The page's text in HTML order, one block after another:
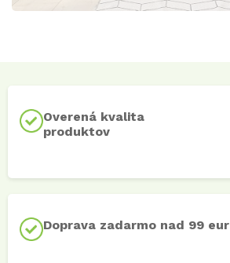
Overená kvalita
produktov
Doprava zadarmo nad 99 eur